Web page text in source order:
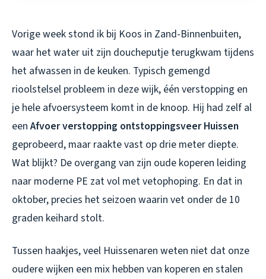
Vorige week stond ik bij Koos in Zand-Binnenbuiten,
waar het water uit zijn doucheputje terugkwam tijdens
het afwassen in de keuken. Typisch gemengd
rioolstelsel probleem in deze wijk, één verstopping en
je hele afvoersysteem komt in de knoop. Hij had zelf al
een Afvoer verstopping ontstoppingsveer Huissen
geprobeerd, maar raakte vast op drie meter diepte.
Wat blijkt? De overgang van zijn oude koperen leiding
naar moderne PE zat vol met vetophoping. En dat in
oktober, precies het seizoen waarin vet onder de 10
graden keihard stolt.
Tussen haakjes, veel Huissenaren weten niet dat onze
oudere wijken een mix hebben van koperen en stalen